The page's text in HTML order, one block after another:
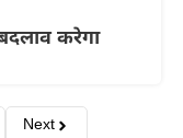
करेगा
Next